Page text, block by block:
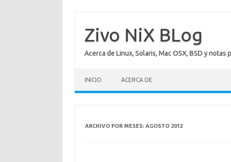
contenido
Zivo NiX BLog
Acerca de Linux, Solaris, Mac OSX, BSD y notas
INICIO ACERCA DE
ARCHIVO POR MESES: AGOSTO 2012